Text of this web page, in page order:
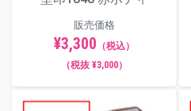
販売価格
¥3,300 （税込）
（税抜 ¥3,000）